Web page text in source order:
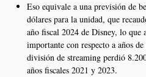
Eso equivale a una previsión de
dólares para la unidad, que
año fiscal 2024 de Disney, lo que
importante con respecto a años
división de streaming perdió
años fiscales 2021 y 2023.